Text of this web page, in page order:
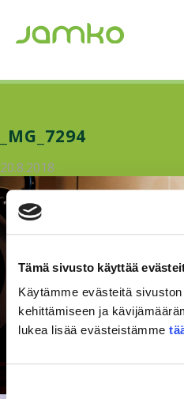
Tämä sivusto käyttää
Käytämme evästeitä
kehittämiseen ja
lukea lisää evästeistämme
_MG_7294
20.8.2018